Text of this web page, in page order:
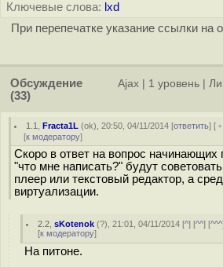
Ключевые слова: lxd
При перепечатке указание ссылки на
Обсуждение
(33)
Ajax 1 уровень
1.1 ,Fracta1L (ok), 20:50, 04/11/2014 [ответить] [
[к модератору]
Скоро в ответ на вопрос начинающих
"что мне написать?" будут
плеер или текстовый редактор, а
виртуализации.
2.2 ,sKotenok (?), 21:01, 04/11/2014 [^] [^^] [^^^
[к модератору]
На питоне.